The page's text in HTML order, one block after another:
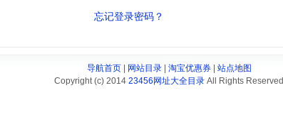
忘记登录密码？
导航首页| 网站目录| 淘宝优惠券| 站点地图
Copyright (c) 2014 23456网址大全目录 All Rights Reserved